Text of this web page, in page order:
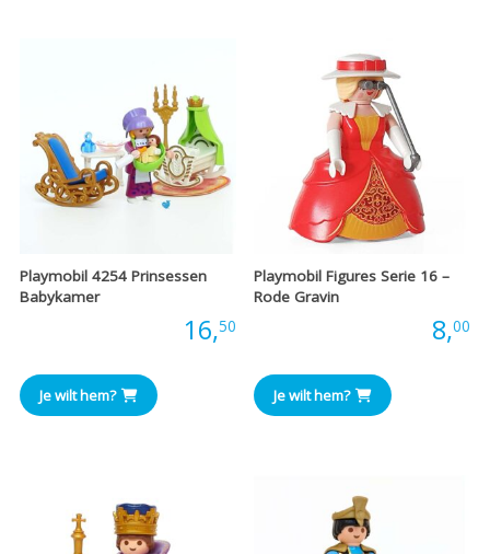
Playmobil 4254 Prinsessen
Babykamer
16,50
Je wilt hem?
Playmobil Figures Serie 16 –
Rode Gravin
8,00
Je wilt hem?